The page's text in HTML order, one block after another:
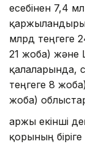
есебінен 7,4
млрд теңгеге
21 жоба) және
қалаларында,
теңгеге 8
жоба)
Қаржы екінші
қорының